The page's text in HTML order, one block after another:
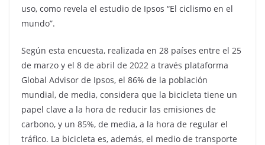
uso, como revela el estudio de Ipsos “El ciclismo en el
mundo”.
Según esta encuesta, realizada en 28 países entre el 25
de marzo y el 8 de abril de 2022 a través plataforma
Global Advisor de Ipsos, el 86% de la población
mundial, de media, considera que la bicicleta tiene un
papel clave a la hora de reducir las emisiones de
carbono, y un 85%, de media, a la hora de regular el
tráfico. La bicicleta es, además, el medio de transporte